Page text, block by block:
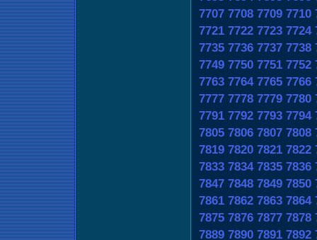
7707 7708 7709 7710
7721 7722 7723 7724
7735 7736 7737 7738
7749 7750 7751 7752
7763 7764 7765 7766
7777 7778 7779 7780
7791 7792 7793 7794
7805 7806 7807 7808
7819 7820 7821 7822
7833 7834 7835 7836
7847 7848 7849 7850
7861 7862 7863 7864
7875 7876 7877 7878
7889 7890 7891 7892